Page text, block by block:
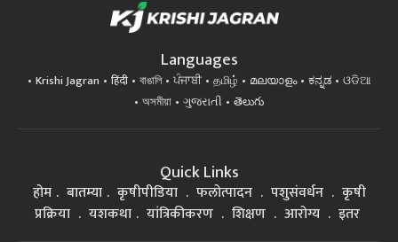
Languages
Krishi Jagran हिंदी বাঙালি ਪੰਜਾਬੀ தமிழ் മലയാളം ಕನ್ನಡ
ଓଡିଆ
অসমীয়া
ગુજરાતી తెలుగు
Quick Links
होम बातम्या कृषीपीडिया फलोत्पादन पशुसंवर्धन
कृषी
प्रक्रिया
यशकथा यांत्रिकीकरण शिक्षण आरोग्य इतर